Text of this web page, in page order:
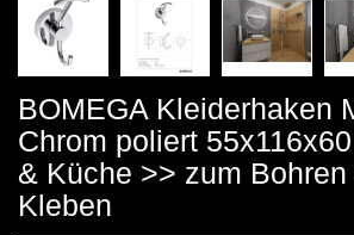
BOMEGA Kleiderhaken
Chrom poliert
& Küche >> zum Bohren
Kleben